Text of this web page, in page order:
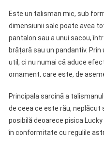
Este un talisman mic, sub
dimensiunii sale poate avea
pantalon sau a unui sacou,
brățară sau un pandantiv.
util, ci nu numai că aduce
ornament, care este, de
Principala sarcină a
de ceea ce este rău,
posibilă deoarece pisica
în conformitate cu regulile